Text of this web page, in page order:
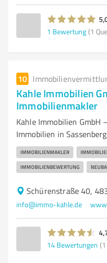
1 Bewertung (1
10
Kahle Immobilien
Immobilienmakler
Kahle Immobilien
Immobilien in Sassenberg
IMMOBILIENMAKLER
IMMOBILIENBEWERTUNG
Schürenstraße 40,
info@immo-kahle.de
14 Bewertungen